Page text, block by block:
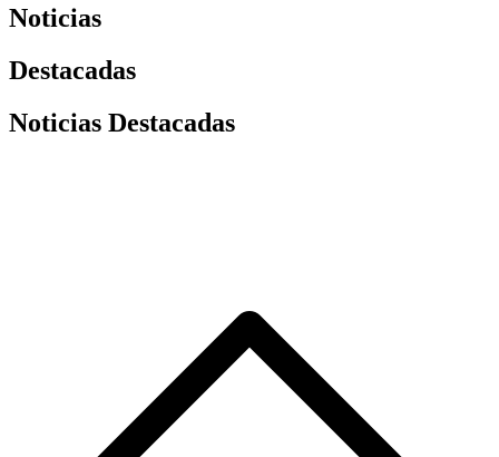
Noticias
Destacadas
Noticias Destacadas